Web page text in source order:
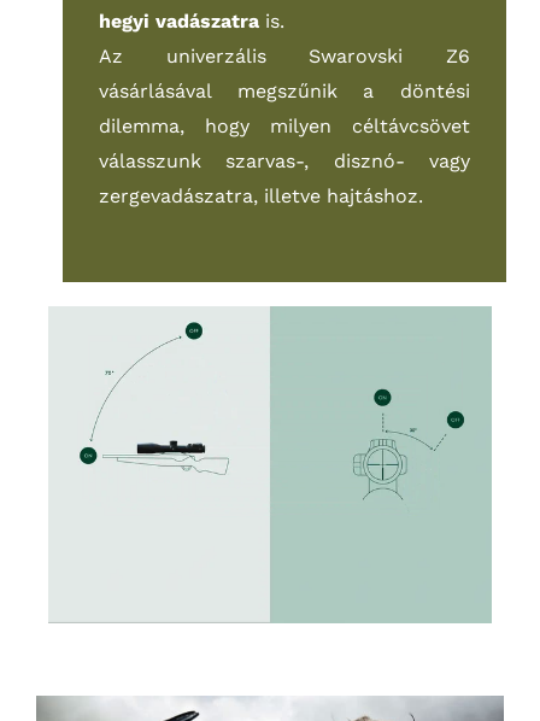
hegyi vadászatra is.
Az univerzális Swarovski Z6
vásárlásával megszűnik a döntési
dilemma, hogy milyen céltávcsövet
válasszunk szarvas-, disznó- vagy
zergevadászatra, illetve hajtáshoz.